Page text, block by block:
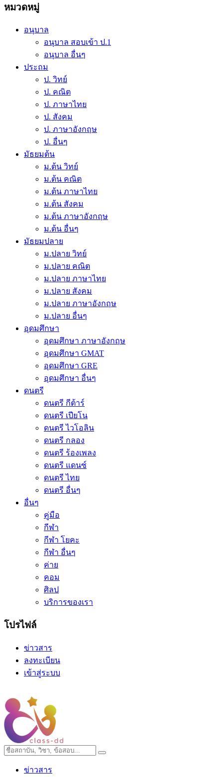
Skip
content
หมวดหมู่
อนุบาล
อนุบาล สอบเข้า ป.1
อนุบาล อื่นๆ
ประถม
ป. วิทย์
ป. คณิต
ป. ภาษาไทย
ป. สังคม
ป. ภาษาอังกฤษ
ป. อื่นๆ
มัธยมต้น
ม.ต้น วิทย์
ม.ต้น คณิต
ม.ต้น ภาษาไทย
ม.ต้น สังคม
ม.ต้น ภาษาอังกฤษ
ม.ต้น อื่นๆ
มัธยมปลาย
ม.ปลาย วิทย์
ม.ปลาย คณิต
ม.ปลาย ภาษาไทย
ม.ปลาย สังคม
ม.ปลาย ภาษาอังกฤษ
ม.ปลาย อื่นๆ
อุดมศึกษา
อุดมศึกษา ภาษาอังกฤษ
อุดมศึกษา GMAT
อุดมศึกษา GRE
อุดมศึกษา อื่นๆ
ดนตรี
ดนตรี กีต้าร์
ดนตรี เปียโน
ดนตรี ไวโอลิน
ดนตรี กลอง
ดนตรี ร้องเพลง
ดนตรี แดนซ์
ดนตรี ไทย
ดนตรี อื่นๆ
อื่นๆ
คู่มือ
กีฬา
กีฬา โยคะ
กีฬา อื่นๆ
ค่าย
คอม
ศิลป
บริการของเรา
โปรไฟล์
ข่าวสาร
ลงทะเบียน
เข้าสู่ระบบ
ข่าวสาร